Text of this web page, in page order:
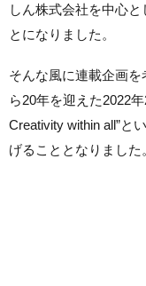
しん株式会社を中心
とになりました。
そんな風に連載企画
ら20年を迎えた2022
Creativity within all”と
げることとなりました